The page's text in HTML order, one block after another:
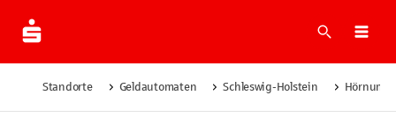
Suche
Standorte Geldautomaten Schleswig-Holstein Hörnum